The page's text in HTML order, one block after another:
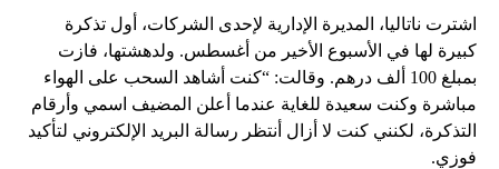
اشترت ناتاليا، المديرة الإدارية لإحدى الشركات، أول تذكرة
كبيرة لها في الأسبوع الأخير من أغسطس. ولدهشتها، فازت
بمبلغ 100 ألف درهم. وقالت: “كنت أشاهد السحب على الهواء
مباشرة وكنت سعيدة للغاية عندما أعلن المضيف اسمي وأرقام
التذكرة، لكنني كنت لا أزال أنتظر رسالة البريد الإلكتروني لتأكيد
فوزي.